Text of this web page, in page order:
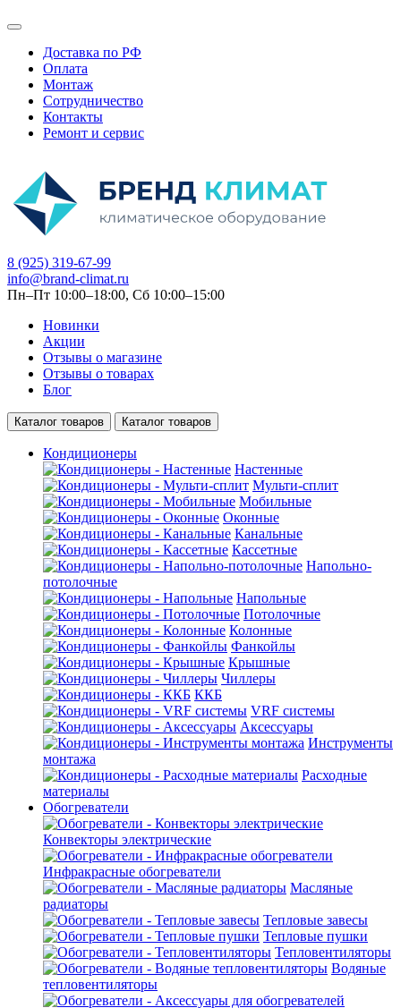
Доставка по РФ
Оплата
Монтаж
Сотрудничество
Контакты
Ремонт и сервис
8 (925) 319-67-99
info@brand-climat.ru
Пн–Пт 10:00–18:00, Сб 10:00–15:00
Новинки
Акции
Отзывы о магазине
Отзывы о товарах
Блог
Каталог товаров Каталог товаров
Кондиционеры
Настенные
Мульти-сплит
Мобильные
Оконные
Канальные
Кассетные
Напольно-
потолочные
Напольные
Потолочные
Колонные
Фанкойлы
Крышные
Чиллеры
ККБ
VRF системы
Аксессуары
Инструменты
монтажа
Расходные
материалы
Обогреватели
Конвекторы электрические
Инфракрасные обогреватели
Масляные
радиаторы
Тепловые завесы
Тепловые пушки
Тепловентиляторы
Водяные
тепловентиляторы